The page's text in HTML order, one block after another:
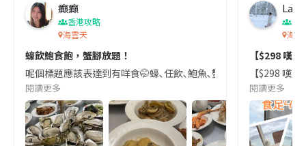
癲癲
香港攻略
海雲天
蠔飲鮑食飽，蟹腳放題！
呢個標題應該表達到有咩食🤭蠔､任飲､鮑魚､蟹腳任食!其實唔止
閱讀更多
Lala
海雲
【$298 嘆
【$298 嘆
閱讀更多